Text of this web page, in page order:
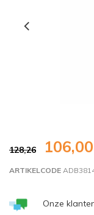
128,26 106,00
ARTIKELCODE
Onze